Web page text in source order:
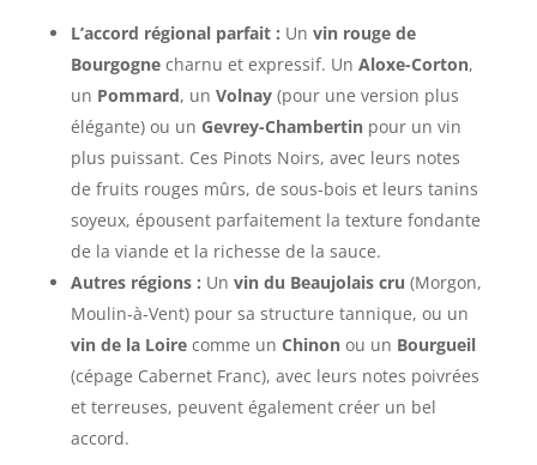
L’accord régional parfait : Un vin rouge de
Bourgognecharnu et expressif. Un Aloxe-Corton,
un Pommard, un Volnay(pour une version plus
élégante) ou un Gevrey-Chambertinpour un vin
plus puissant. Ces Pinots Noirs, avec leurs notes
de fruits rouges mûrs, de sous-bois et leurs tanins
soyeux, épousent parfaitement la texture fondante
de la viande et la richesse de la sauce.
Autres régions : Un vin du Beaujolais cru (Morgon,
Moulin-à-Vent) pour sa structure tannique, ou un
vin de la Loirecomme un Chinonou un Bourgueil
(cépage Cabernet Franc), avec leurs notes poivrées
et terreuses, peuvent également créer un bel
accord.